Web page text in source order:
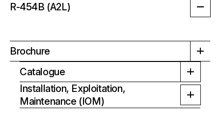
R-454B (A2L)
Brochure
Catalogue
Installation, Exploitation,
Maintenance (IOM)